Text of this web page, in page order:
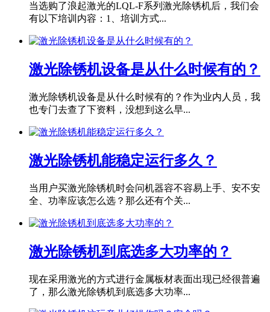
当选购了浪起激光的LQL-F系列激光除锈机后，我们会
有以下培训内容：1、培训方式...
激光除锈机设备是从什么时候有的？
激光除锈机设备是从什么时候有的？作为业内人员，我
也专门去查了下资料，没想到这么早...
激光除锈机能稳定运行多久？
当用户买激光除锈机时会问机器容不容易上手、安不安
全、功率应该怎么选？那么还有个关...
激光除锈机到底选多大功率的？
现在采用激光的方式进行金属板材表面出现已经很普遍
了，那么激光除锈机到底选多大功率...